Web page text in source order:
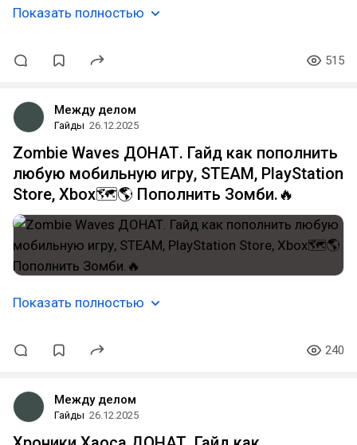
Показать полностью
515
Между делом
Гайды 26.12.2025
Zombie Waves ДОНАТ. Гайд как пополнить
любую мобильную игру, STEAM, PlayStation
Store, Xbox🗺️🌎 Пополнить Зомби.🔥
Показать полностью
240
Между делом
Гайды 26.12.2025